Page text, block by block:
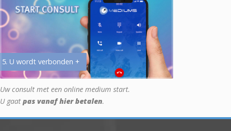
5. U wordt verbonden +
Uw consult met een online medium start.
U gaat pas vanaf hier betalen.